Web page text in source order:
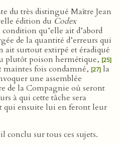
du très distingué Maître Jean
édition du Codex
condition qu’elle ait d’abord
de la quantité d’erreurs qui
ait surtout extirpé et éradiqué
plutôt poison hermétique, [25]
maintes fois condamné, [27] la
une assemblée
de la Compagnie où seront
à qui cette tâche sera
qui ensuite lui en feront leur
sur tous ces sujets.